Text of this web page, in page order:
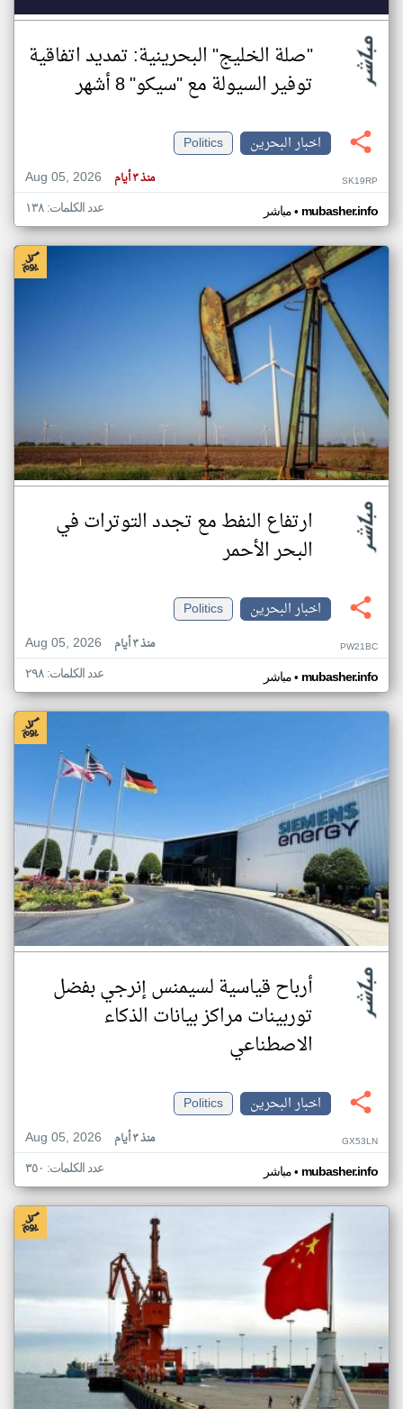
"صلة الخليج" البحرينية: تمديد اتفاقية
توفير السيولة مع "سيكو" 8 أشهر
اخبار البحرين
Politics
Aug 05, 2026
منذ ٣ أيام SK19RP
مباشر• mubasher.info عدد الكلمات: ١٣٨
ارتفاع النفط مع تجدد التوترات في
البحر الأحمر
اخبار البحرين
Politics
Aug 05, 2026
منذ ٣ أيام PW21BC
مباشر• mubasher.info عدد الكلمات: ٢٩٨
أرباح قياسية لسيمنس إنرجي بفضل
توربينات مراكز بيانات الذكاء
الاصطناعي
اخبار البحرين
Politics
Aug 05, 2026
منذ ٣ أيام GX53LN
مباشر• mubasher.info عدد الكلمات: ٣٥٠